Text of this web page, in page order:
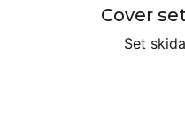
Cover
Set